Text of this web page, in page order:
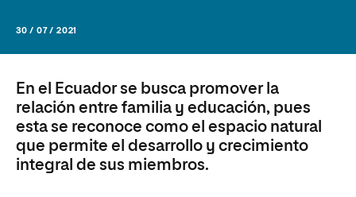
30 / 07 / 2021
En el Ecuador se busca promover la
relación entre familia y educación, pues
esta se reconoce como el espacio natural
que permite el desarrollo y crecimiento
integral de sus miembros.